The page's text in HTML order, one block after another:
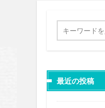
最近の投稿